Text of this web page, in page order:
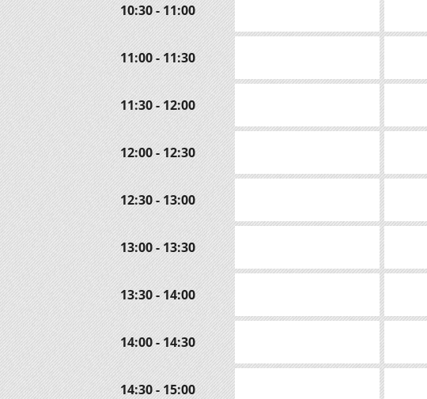
10:30 - 11:00
11:00 - 11:30
11:30 - 12:00
12:00 - 12:30
12:30 - 13:00
13:00 - 13:30
13:30 - 14:00
14:00 - 14:30
14:30 - 15:00